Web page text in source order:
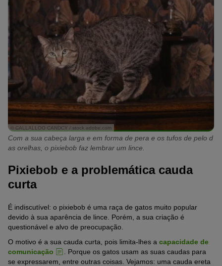
© CALLALLOO CANDCY / stock.adobe.com
Com a sua cabeça larga e em forma de pera e os tufos de pelo d
as orelhas, o pixiebob faz lembrar um lince.
Pixiebob e a problemática cauda
curta
É indiscutível: o pixiebob é uma raça de gatos muito popular
devido à sua aparência de lince. Porém, a sua criação é
questionável e alvo de preocupação.
O motivo é a sua cauda curta, pois limita-lhes a capacidade de
comunicação
. Porque os gatos usam as suas caudas para
se expressarem, entre outras coisas. Vejamos: uma cauda ereta